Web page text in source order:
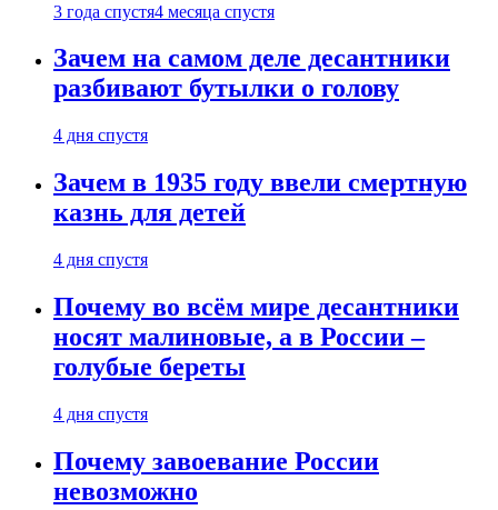
3 года спустя4 месяца спустя
Зачем на самом деле десантники
разбивают бутылки о голову
4 дня спустя
Зачем в 1935 году ввели смертную
казнь для детей
4 дня спустя
Почему во всём мире десантники
носят малиновые, а в России –
голубые береты
4 дня спустя
Почему завоевание России
невозможно